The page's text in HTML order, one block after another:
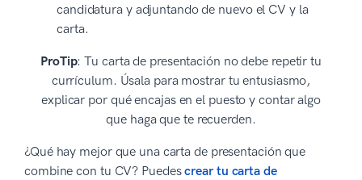
candidatura y adjuntando de nuevo el CV y la
carta.
ProTip: Tu carta de presentación no debe repetir tu
currículum. Úsala para mostrar tu entusiasmo,
explicar por qué encajas en el puesto y contar algo
que haga que te recuerden.
¿Qué hay mejor que una carta de presentación que
combine con tu CV? Puedescrear tu carta de